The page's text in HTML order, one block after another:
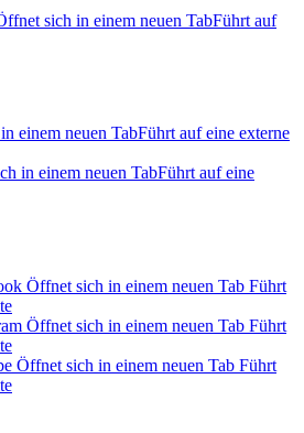
sich in einem neuen TabFührt auf
einem neuen TabFührt auf eine externe
in einem neuen TabFührt auf eine
Öffnet sich in einem neuen Tab Führt
Öffnet sich in einem neuen Tab Führt
Öffnet sich in einem neuen Tab Führt